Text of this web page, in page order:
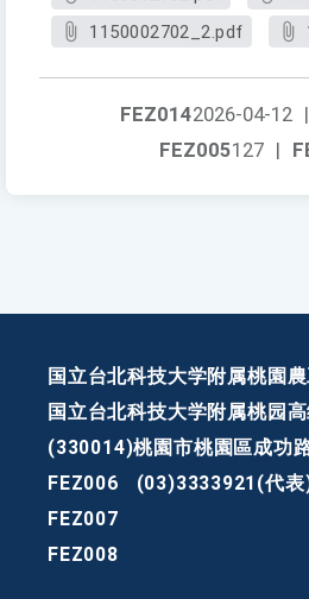
1150002702_2.pdf
FEZ0142026-04-12 |
FEZ005127 |
国立台北科技大学附属桃園
国立台北科技大学附属桃园
(330014)桃園市桃園區成功
FEZ006
(03)3333921(代
FEZ007
FEZ008